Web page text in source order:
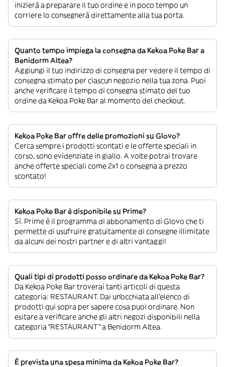
inizierà a preparare il tuo ordine e in poco tempo un
corriere lo consegnerà direttamente alla tua porta.
Quanto tempo impiega la consegna da Kekoa Poke Bar a
Benidorm Altea?
Aggiungi il tuo indirizzo di consegna per vedere il tempo di
consegna stimato per ciascun negozio nella tua zona. Puoi
anche verificare il tempo di consegna stimato del tuo
ordine da Kekoa Poke Bar al momento del checkout.
Kekoa Poke Bar offre delle promozioni su Glovo?
Cerca sempre i prodotti scontati e le offerte speciali in
corso, sono evidenziate in giallo. A volte potrai trovare
anche offerte speciali come 2x1 o consegna a prezzo
scontato!
Kekoa Poke Bar è disponibile su Prime?
Sì. Prime è il programma di abbonamento di Glovo che ti
permette di usufruire gratuitamente di consegne illimitate
da alcuni dei nostri partner e di altri vantaggi!
Quali tipi di prodotti posso ordinare da Kekoa Poke Bar?
Da Kekoa Poke Bar troverai tanti articoli di questa
categoria: RESTAURANT. Dai un’occhiata all’elenco di
prodotti qui sopra per sapere cosa puoi ordinare. Non
esitare a verificare anche gli altri negozi disponibili nella
categoria “RESTAURANT” a Benidorm Altea.
È prevista una spesa minima da Kekoa Poke Bar?